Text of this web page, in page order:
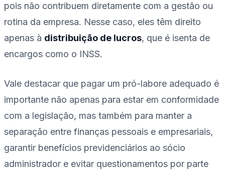
pois não contribuem diretamente com a gestão ou
rotina da empresa. Nesse caso, eles têm direito
apenas à distribuição de lucros, que é isenta de
encargos como o INSS.
Vale destacar que pagar um pró-labore adequado é
importante não apenas para estar em conformidade
com a legislação, mas também para manter a
separação entre finanças pessoais e empresariais,
garantir benefícios previdenciários ao sócio
administrador e evitar questionamentos por parte